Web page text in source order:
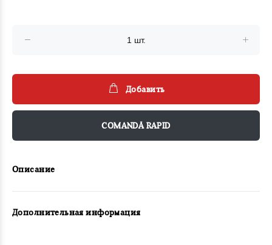
Добавить
COMANDĂ RAPID
Описание
Дополнительная информация